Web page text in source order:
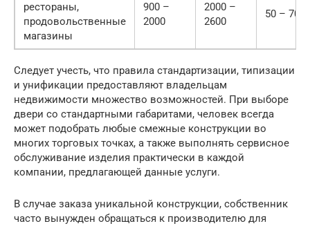
рестораны,
продовольственные
магазины
900 –
2000
2000 –
2600
50 – 70
Следует учесть, что правила стандартизации, типизации
и унификации предоставляют владельцам
недвижимости множество возможностей. При выборе
двери со стандартными габаритами, человек всегда
может подобрать любые смежные конструкции во
многих торговых точках, а также выполнять сервисное
обслуживание изделия практически в каждой
компании, предлагающей данные услуги.
В случае заказа уникальной конструкции, собственник
часто вынужден обращаться к производителю для